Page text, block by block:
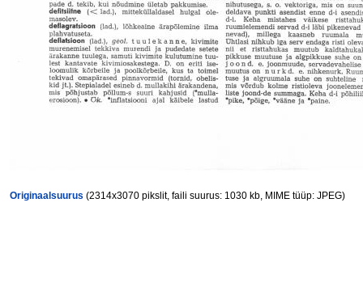
Originaalsuurus (2314x3070 pikslit, faili suurus: 1030 kb, MIME tüüp: JPEG)